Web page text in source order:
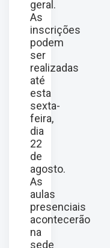
geral.
As
inscrições
podem
ser
realizadas
até
esta
sexta-
feira,
dia
22
de
agosto.
As
aulas
presenciais
acontecerão
na
sede